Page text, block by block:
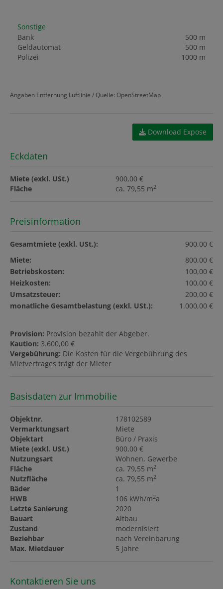
Sonstige
Bank
500 m
Geldautomat
500 m
Polizei
1000 m
Angaben Entfernung Luftlinie / Quelle: OpenStreetMap
Download Expose
Eckdaten
Miete (exkl. USt.)
900,00 €
Fläche
ca. 79,55 m2
Preisinformation
Gesamtmiete (exkl. USt.):
900,00 €
Miete:
800,00 €
Betriebskosten:
100,00 €
Heizkosten:
100,00 €
Umsatzsteuer:
200,00 €
monatliche Gesamtbelastung (exkl. USt.):
1.000,00 €
Provision: Provision bezahlt der Abgeber.
Kaution: 3.600,00 €
Vergebührung: Die Kosten für die Vergebührung des
Mietvertrages trägt der Mieter
Basisdaten zur Immobilie
Objektnr.
178102589
Vermarktungsart
Miete
Objektart
Büro / Praxis
Miete (exkl. USt.)
900,00 €
Nutzungsart
Wohnen Gewerbe
Fläche
ca. 79,55 m2
Nutzfläche ca. 79,55 m2
Bäder
1
HWB
106 kWh/m2a
Letzte Sanierung
2020
Bauart
Altbau
Zustand
modernisiert
Beziehbar
nach Vereinbarung
Max. Mietdauer
5 Jahre
Kontaktieren Sie uns